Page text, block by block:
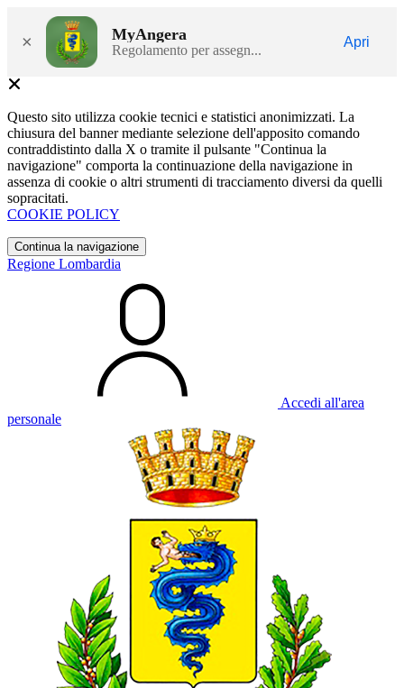
× MyAngera
Regolamento per assegn...
Apri
Questo sito utilizza cookie tecnici e statistici anonimizzati. La
chiusura del banner mediante selezione dell'apposito comando
contraddistinto dalla X o tramite il pulsante "Continua la
navigazione" comporta la continuazione della navigazione in
assenza di cookie o altri strumenti di tracciamento diversi da quelli
sopracitati.
COOKIE POLICY
Continua la navigazione
Regione Lombardia
Accedi all'area
personale